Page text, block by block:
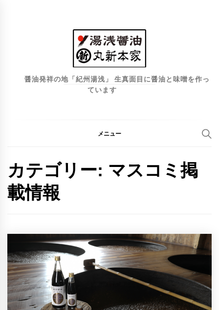
醤油発祥の地「紀州湯浅」 生真面目に醤油と味噌を作っ
ています
メニュー
カテゴリー: マスコミ掲
載情報